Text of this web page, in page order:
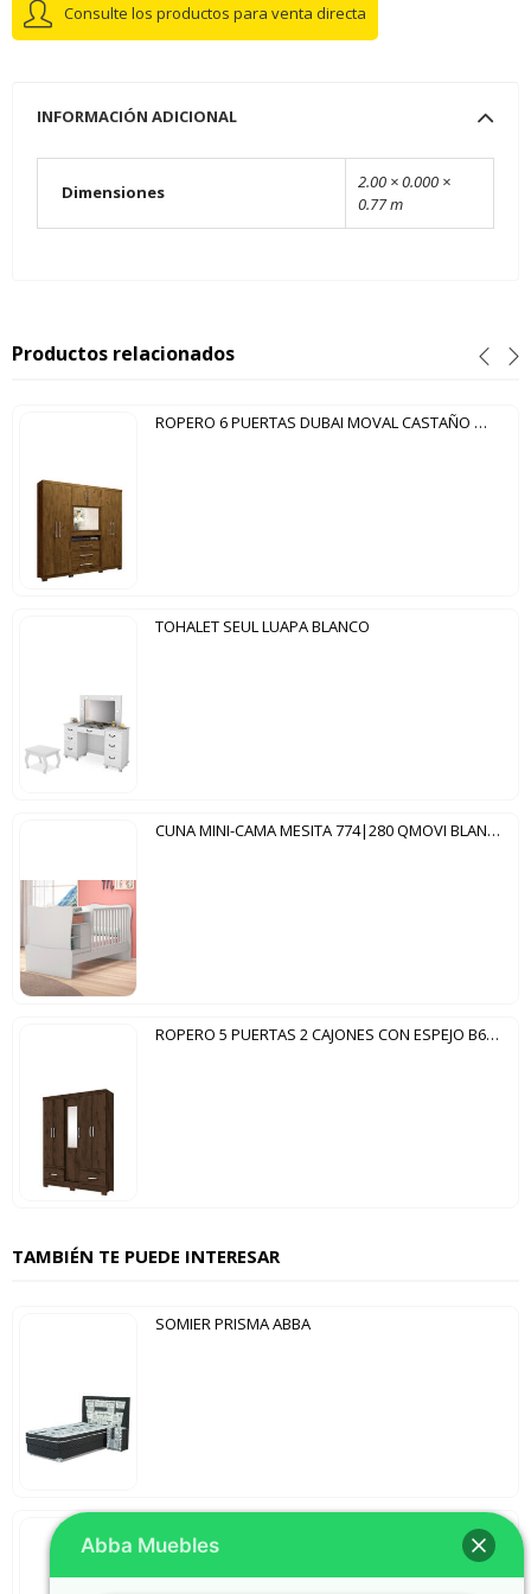
Consulte los productos para venta directa
INFORMACIÓN ADICIONAL
Dimensiones
2.00 × 0.000 ×
0.77 m
Productos relacionados
ROPERO 6 PUERTAS DUBAI MOVAL CASTAÑO WOOD
TOHALET SEUL LUAPA BLANCO
CUNA MINI-CAMA MESITA 774|280 QMOVI BLANCO
ROPERO 5 PUERTAS 2 CAJONES CON ESPEJO B60 BRIZ CAFÉ
TAMBIÉN TE PUEDE INTERESAR
SOMIER PRISMA ABBA
Abba Muebles